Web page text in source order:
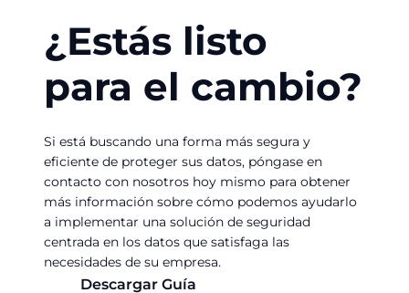
¿Estás listo
para el cambio?
Si está buscando una forma más segura y
eficiente de proteger sus datos, póngase en
contacto con nosotros hoy mismo para obtener
más información sobre cómo podemos ayudarlo
a implementar una solución de seguridad
centrada en los datos que satisfaga las
necesidades de su empresa.
Descargar Guía